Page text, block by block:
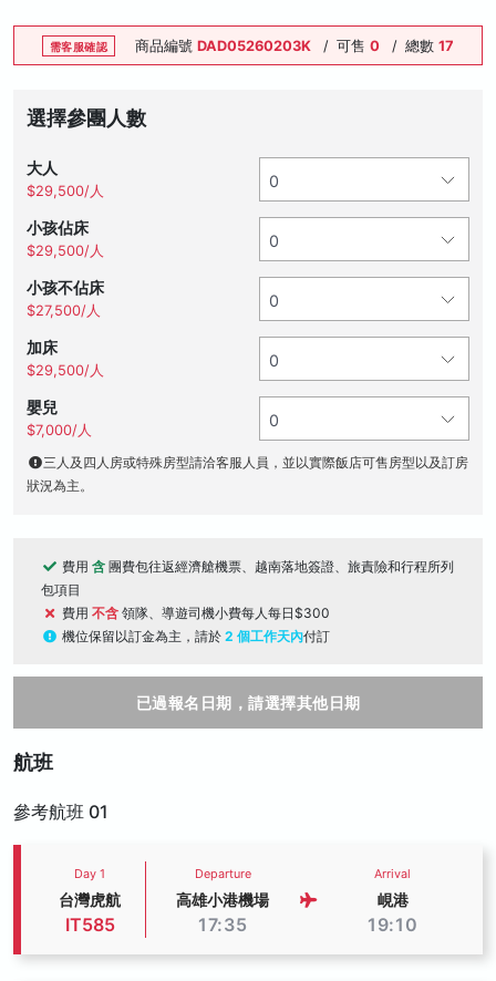
需客服確認 商品編號DAD05260203K / 可售0 / 總數17
選擇參團人數
大人
$29,500/人
小孩佔床
$29,500/人
小孩不佔床
$27,500/人
加床
$29,500/人
嬰兒
$7,000/人
三人及四人房或特殊房型請洽客服人員，並以實際飯店可售房型以及訂房
狀況為主。
費用 含 團費包往返經濟艙機票、越南落地簽證、旅責險和行程所列
包項目
費用 不含 領隊、導遊司機小費每人每日$300
機位保留以訂金為主，請於 2 個工作天內付訂
已過報名日期，請選擇其他日期
航班
參考航班 01
Day 1
台灣虎航
IT585
Departure
高雄小港機場
17:35
Arrival
峴港
19:10